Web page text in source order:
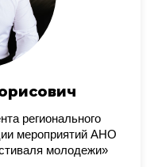
регионального
мероприятий АНО
молодежи»